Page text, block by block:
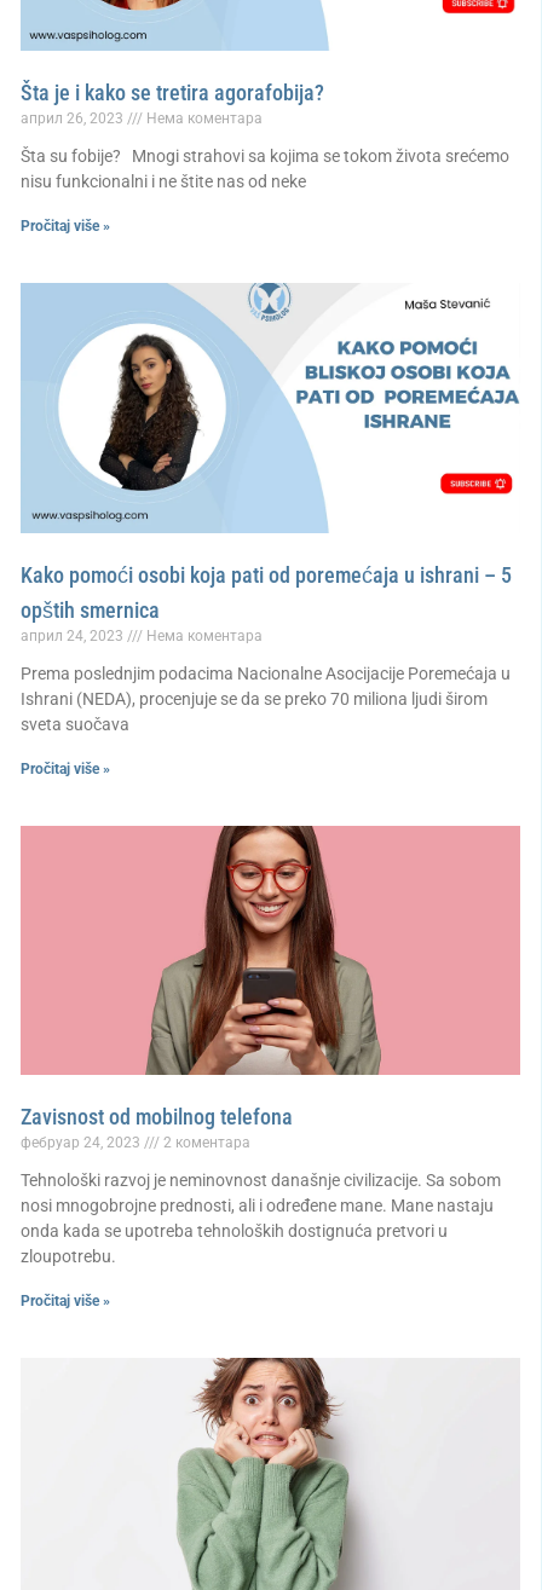
Šta je i kako se tretira agorafobija?
април 26, 2023 Нема коментара
Šta su fobije? Mnogi strahovi sa kojima se tokom života srećemo
nisu funkcionalni i ne štite nas od neke
Pročitaj više »
Kako pomoći osobi koja pati od poremećaja u ishrani – 5
opštih smernica
април 24, 2023 Нема коментара
Prema poslednjim podacima Nacionalne Asocijacije Poremećaja u
Ishrani (NEDA), procenjuje se da se preko 70 miliona ljudi širom
sveta suočava
Pročitaj više »
Zavisnost od mobilnog telefona
фебруар 24, 2023 2 коментара
Tehnološki razvoj je neminovnost današnje civilizacije. Sa sobom
nosi mnogobrojne prednosti, ali i određene mane. Mane nastaju
onda kada se upotreba tehnoloških dostignuća pretvori u
zloupotrebu.
Pročitaj više »